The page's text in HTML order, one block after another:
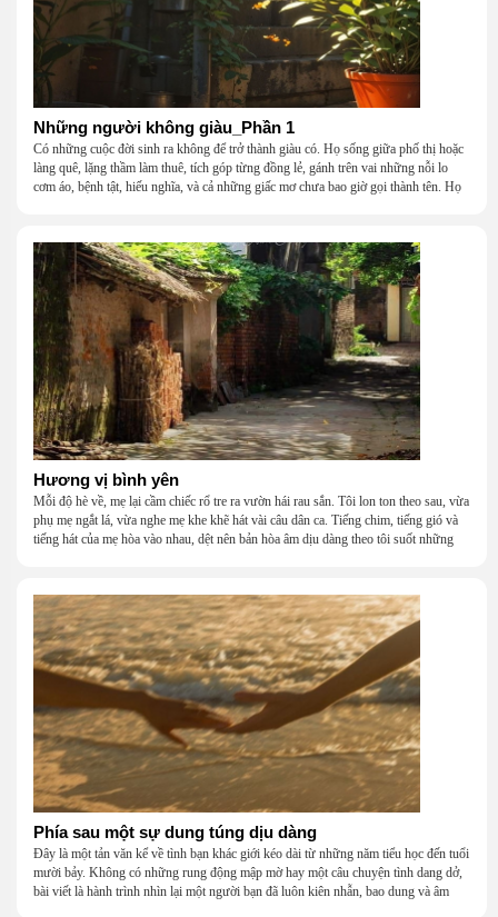
Những người không giàu_Phần 1
Có những cuộc đời sinh ra không để trở thành giàu có. Họ sống giữa phố thị hoặc
làng quê, lặng thầm làm thuê, tích góp từng đồng lẻ, gánh trên vai những nỗi lo
cơm áo, bệnh tật, hiếu nghĩa, và cả những giấc mơ chưa bao giờ gọi thành tên. Họ
một mái nhà bằng lòng thương, bằng sự nhẫn nại và một niềm tin cũ kỹ rằng: dẫu
nghèo đến đâu, cũng còn có nhau để quay về.
Hương vị bình yên
Mỗi độ hè về, mẹ lại cầm chiếc rổ tre ra vườn hái rau sắn. Tôi lon ton theo sau, vừa
phụ mẹ ngắt lá, vừa nghe mẹ khe khẽ hát vài câu dân ca. Tiếng chim, tiếng gió và
tiếng hát của mẹ hòa vào nhau, dệt nên bản hòa âm dịu dàng theo tôi suốt những
Phía sau một sự dung túng dịu dàng
Đây là một tản văn kể về tình bạn khác giới kéo dài từ những năm tiểu học đến tuổi
mười bảy. Không có những rung động mập mờ hay một câu chuyện tình dang dở,
bài viết là hành trình nhìn lại một người bạn đã luôn kiên nhẫn, bao dung và âm